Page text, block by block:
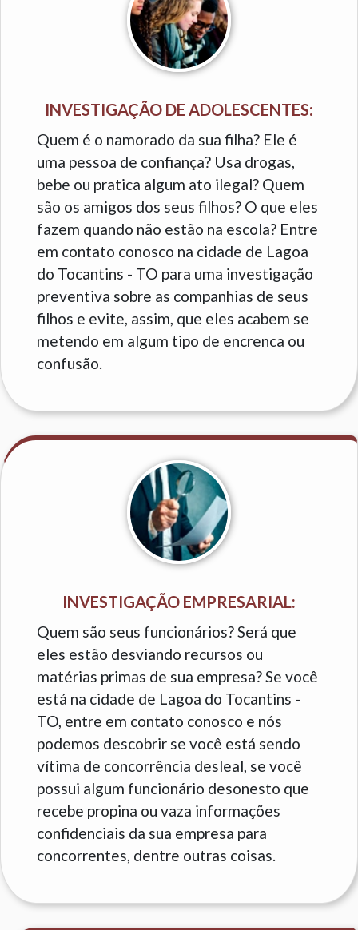
INVESTIGAÇÃO DE ADOLESCENTES:
Quem é o namorado da sua filha? Ele é
uma pessoa de confiança? Usa drogas,
bebe ou pratica algum ato ilegal? Quem
são os amigos dos seus filhos? O que eles
fazem quando não estão na escola? Entre
em contato conosco na cidade de Lagoa
do Tocantins - TO para uma investigação
preventiva sobre as companhias de seus
filhos e evite, assim, que eles acabem se
metendo em algum tipo de encrenca ou
confusão.
INVESTIGAÇÃO EMPRESARIAL:
Quem são seus funcionários? Será que
eles estão desviando recursos ou
matérias primas de sua empresa? Se você
está na cidade de Lagoa do Tocantins -
TO, entre em contato conosco e nós
podemos descobrir se você está sendo
vítima de concorrência desleal, se você
possui algum funcionário desonesto que
recebe propina ou vaza informações
confidenciais da sua empresa para
concorrentes, dentre outras coisas.